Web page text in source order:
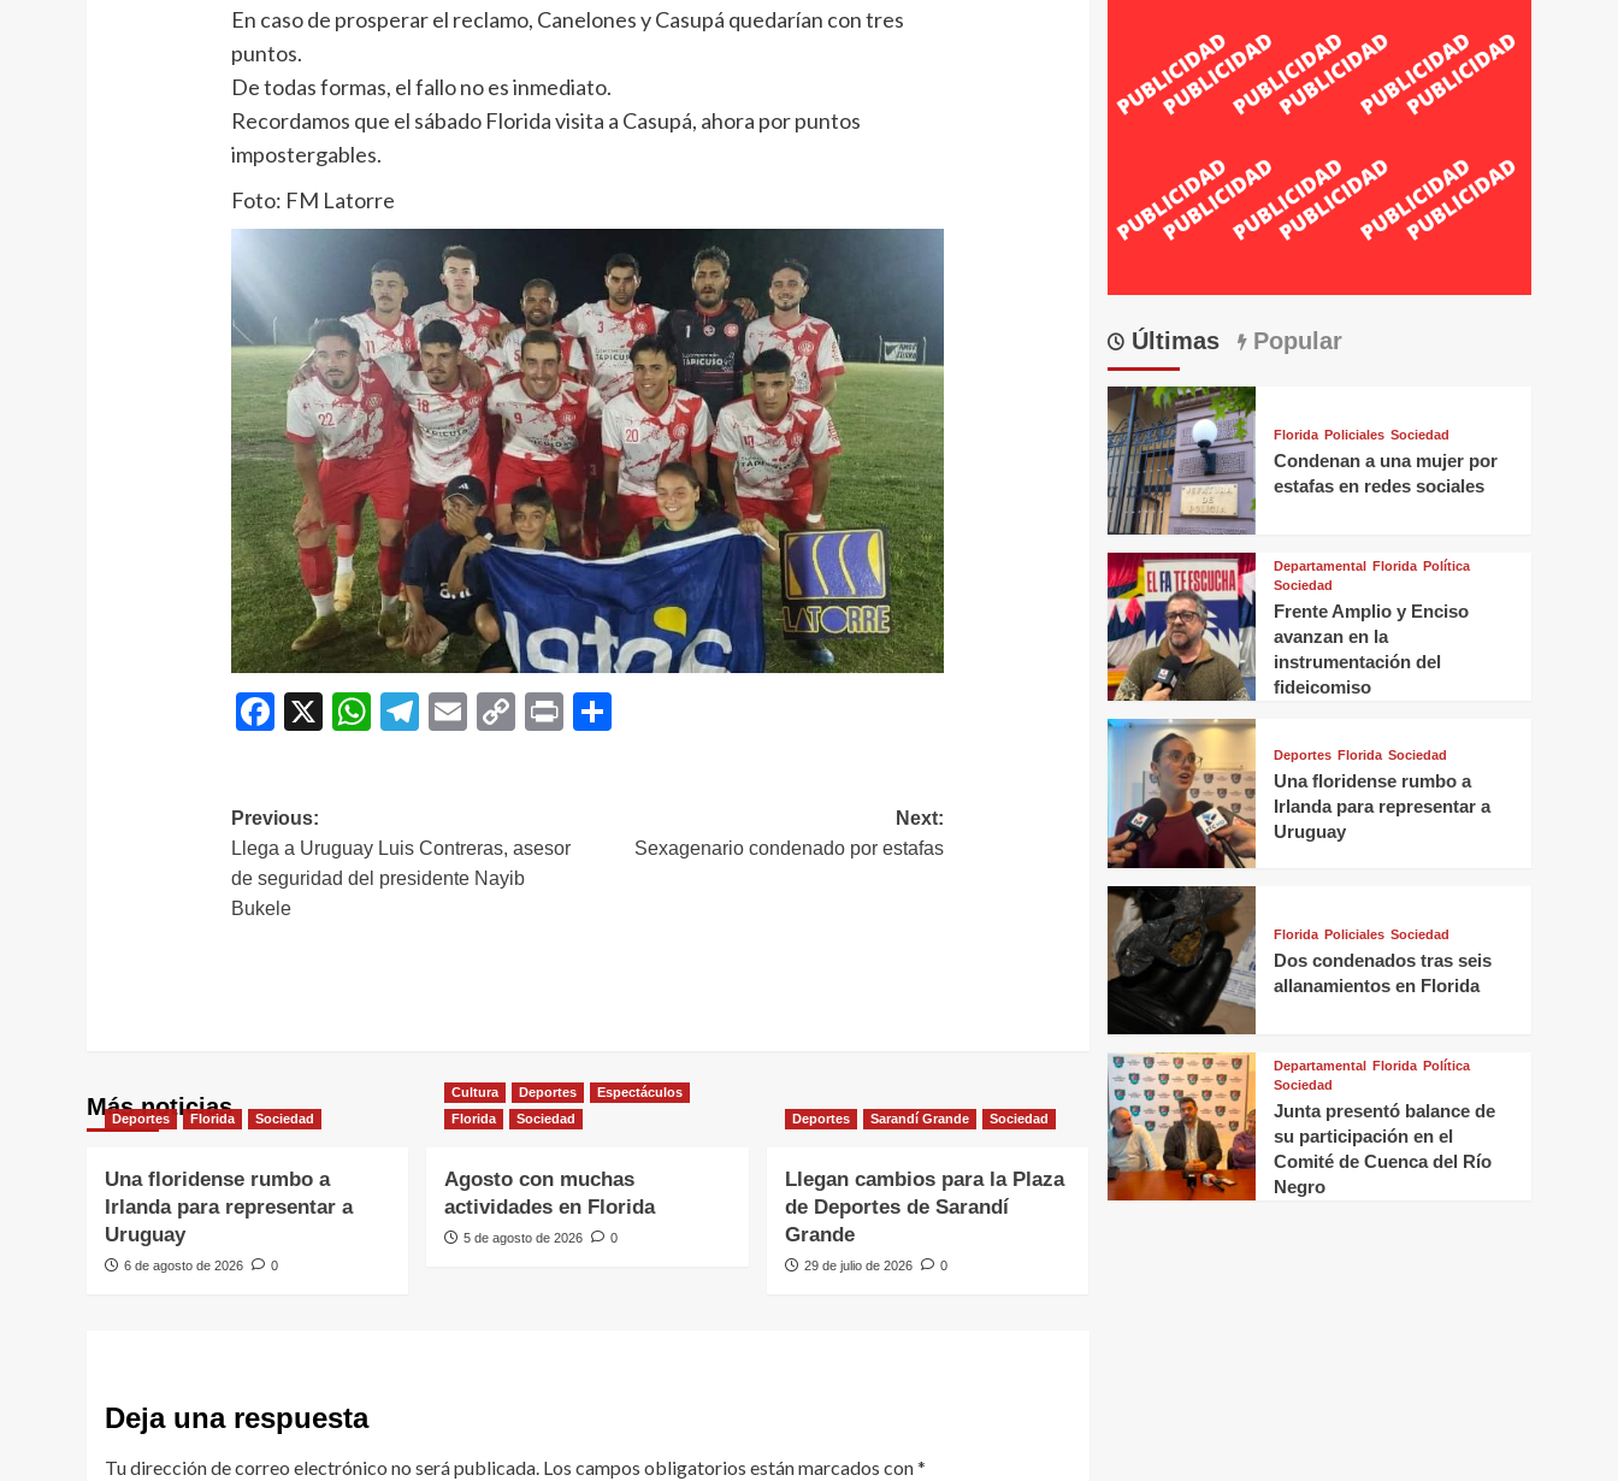
En caso de prosperar el reclamo, Canelones y Casupá quedarían con tres
puntos.
De todas formas, el fallo no es inmediato.
Recordamos que el sábado Florida visita a Casupá, ahora por puntos
impostergables.
Foto: FM Latorre
Facebook
X WhatsApp
Telegram
EmailCopyPrint
Navegación
de
entradas
Previous:
Llega a Uruguay Luis Contreras, asesor
de seguridad del presidente Nayib
Bukele
Next:
Sexagenario condenado por estafas
Más noticias
Deportes Florida Sociedad
Una floridense rumbo a
Irlanda para representar a
Uruguay
6 de agosto de 2026 0
Cultura Deportes
Espectáculos
Florida
Sociedad
Agosto con muchas
actividades en Florida
5 de agosto de 2026 0
Deportes Sarandí Grande Sociedad
Llegan cambios para la Plaza
de Deportes de Sarandí
Grande
29 de julio de 2026 0
Deja una respuesta
Tu dirección de correo electrónico no será publicada. Los campos obligatorios están marcados con*
Últimas Popular
Florida Policiales Sociedad
Condenan a una mujer por
estafas en redes sociales
Departamental Florida Política
Sociedad
Frente Amplio y Enciso
avanzan en la
instrumentación del
fideicomiso
Deportes Florida Sociedad
Una floridense rumbo a
Irlanda para representar a
Uruguay
Florida Policiales Sociedad
Dos condenados tras seis
allanamientos en Florida
Departamental Florida Política
Sociedad
Junta presentó balance de
su participación en el
Comité de Cuenca del Río
Negro